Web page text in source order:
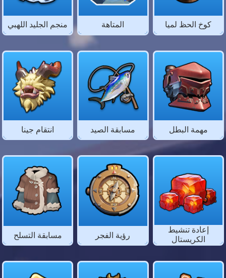
منجم الجليد اللهبي المتاهة كوخ الحظ لميا
انتقام جينا مسابقة الصيد مهمة البطل
مسابقة التسلح رؤية الفجر
إعادة تنشيط
الكريستال